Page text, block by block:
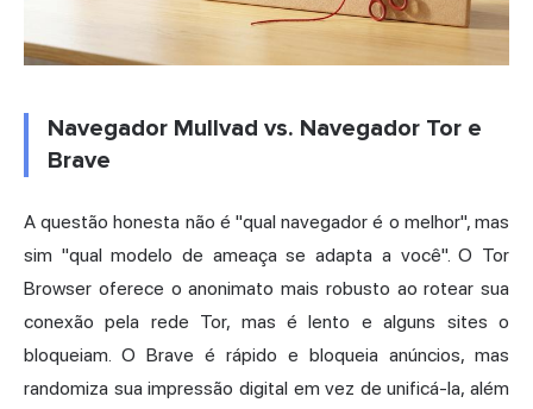
Navegador Mullvad vs. Navegador Tor e
Brave
A questão honesta não é "qual navegador é o melhor", mas
sim "qual modelo de ameaça se adapta a você". O Tor
Browser oferece o anonimato mais robusto ao rotear sua
conexão pela rede Tor, mas é lento e alguns sites o
bloqueiam. O Brave é rápido e bloqueia anúncios, mas
randomiza sua impressão digital em vez de unificá-la, além